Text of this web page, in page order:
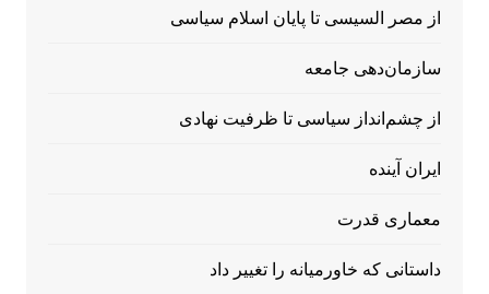
از مصر السیسی تا پایان اسلام سیاسی
سازمان‌دهی جامعه
از چشم‌انداز سیاسی تا ظرفیت نهادی
ایران آینده
معماری قدرت
داستانی که خاورمیانه را تغییر داد